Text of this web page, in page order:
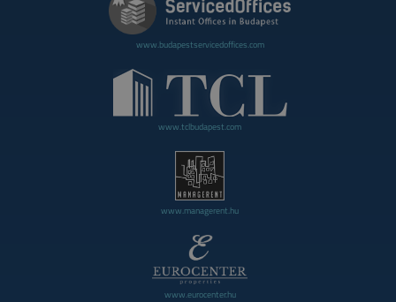
www.budapestservicedoffices.com
www.tclbudapest.com
www.managerent.hu
www.eurocenter.hu